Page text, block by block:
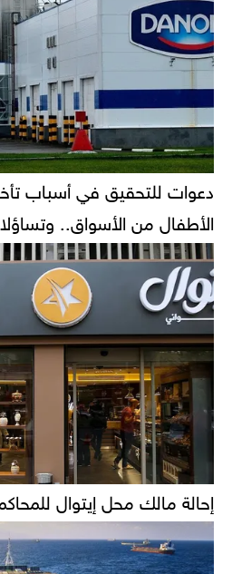
دعوات للتحقيق في أسباب
الأطفال من الأسواق..
إحالة مالك محل إيتوال